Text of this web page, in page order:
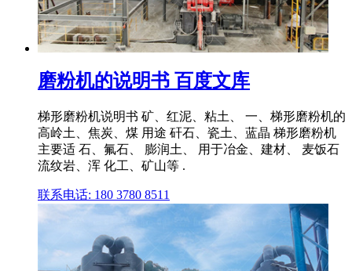
磨粉机的说明书 百度文库
梯形磨粉机说明书 矿、红泥、粘土、 一、梯形磨粉机的
高岭土、焦炭、煤 用途 矸石、瓷土、蓝晶 梯形磨粉机
主要适 石、氟石、 膨润土、 用于冶金、建材、 麦饭石
流纹岩、浑 化工、矿山等 .
联系电话: 180 3780 8511